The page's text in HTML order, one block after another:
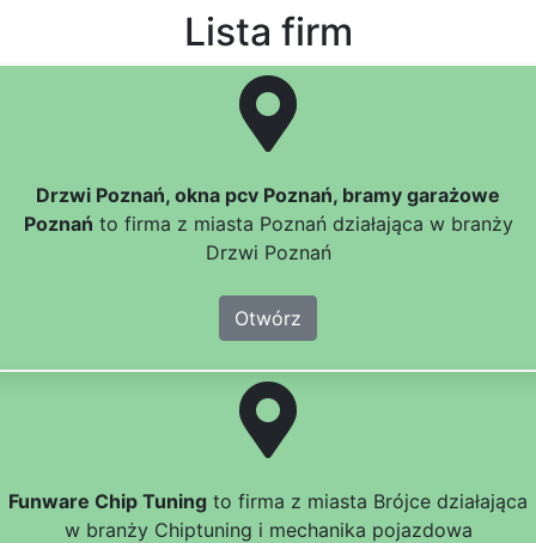
Lista firm
Drzwi Poznań, okna pcv Poznań, bramy garażowe
Poznań to firma z miasta Poznań działająca w branży
Drzwi Poznań
Otwórz
Funware Chip Tuning to firma z miasta Brójce działająca
w branży Chiptuning i mechanika pojazdowa